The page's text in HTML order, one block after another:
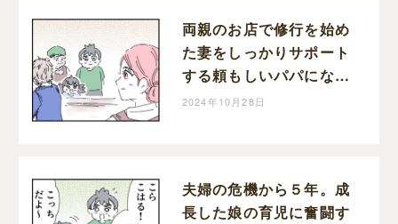
両親のお店で修行を始め
た妻をしっかりサポート
する頼もしいパパになっ
た育児なめすぎ夫［２０
2024年10月28日
夫婦の危機から５年。成
長した娘の育児に奮闘す